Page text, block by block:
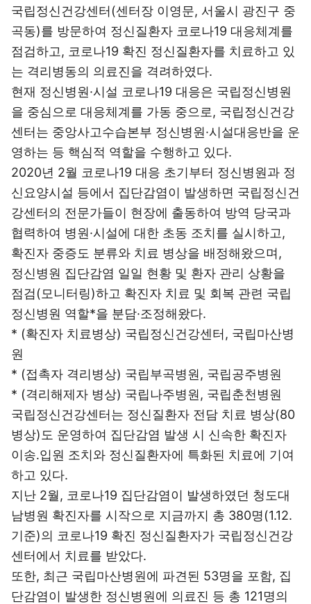
국립정신건강센터(센터장 이영문, 서울시 광진구 중
곡동)를 방문하여 정신질환자 코로나19 대응체계를
점검하고, 코로나19 확진 정신질환자를 치료하고 있
는 격리병동의 의료진을 격려하였다.
현재 정신병원·시설 코로나19 대응은 국립정신병원
을 중심으로 대응체계를 가동 중으로, 국립정신건강
센터는 중앙사고수습본부 정신병원·시설대응반을 운
영하는 등 핵심적 역할을 수행하고 있다.
2020년 2월 코로나19 대응 초기부터 정신병원과 정
신요양시설 등에서 집단감염이 발생하면 국립정신건
강센터의 전문가들이 현장에 출동하여 방역 당국과
협력하여 병원·시설에 대한 초동 조치를 실시하고,
확진자 중증도 분류와 치료 병상을 배정해왔으며,
정신병원 집단감염 일일 현황 및 환자 관리 상황을
점검(모니터링)하고 확진자 치료 및 회복 관련 국립
정신병원 역할*을 분담·조정해왔다.
* (확진자 치료병상) 국립정신건강센터, 국립마산병
원
* (접촉자 격리병상) 국립부곡병원, 국립공주병원
* (격리해제자 병상) 국립나주병원, 국립춘천병원
국립정신건강센터는 정신질환자 전담 치료 병상(80
병상)도 운영하여 집단감염 발생 시 신속한 확진자
이송․입원 조치와 정신질환자에 특화된 치료에 기여
하고 있다.
지난 2월, 코로나19 집단감염이 발생하였던 청도대
남병원 확진자를 시작으로 지금까지 총 380명(1.12.
기준)의 코로나19 확진 정신질환자가 국립정신건강
센터에서 치료를 받았다.
또한, 최근 국립마산병원에 파견된 53명을 포함, 집
단감염이 발생한 정신병원에 의료진 등 총 121명의